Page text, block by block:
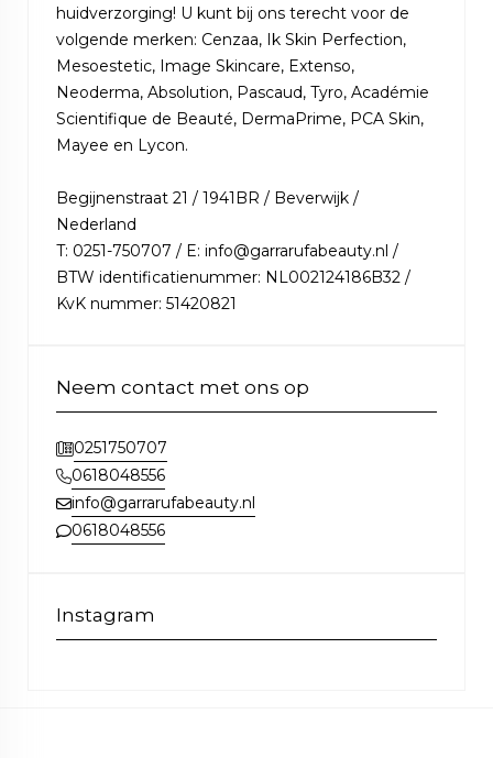
huidverzorging! U kunt bij ons terecht voor de
volgende merken: Cenzaa, Ik Skin Perfection,
Mesoestetic, Image Skincare, Extenso,
Neoderma, Absolution, Pascaud, Tyro, Académie
Scientifique de Beauté, DermaPrime, PCA Skin,
Mayee en Lycon.
Begijnenstraat 21 / 1941BR / Beverwijk /
Nederland
T: 0251-750707 / E: info@garrarufabeauty.nl /
BTW identificatienummer: NL002124186B32 /
KvK nummer: 51420821
Neem contact met ons op
0251750707
0618048556
info@garrarufabeauty.nl
0618048556
Instagram